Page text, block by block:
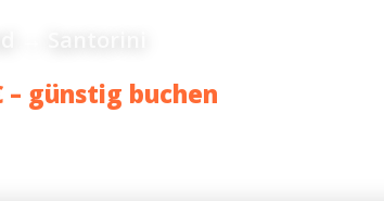
– günstig buchen